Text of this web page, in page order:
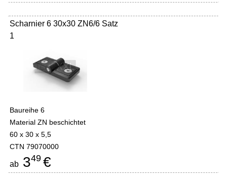
Scharnier 6 30x30 ZN6/6 Satz
1
Baureihe 6
Material ZN beschichtet
60 x 30 x 5,5
CTN 79070000
ab 349 €